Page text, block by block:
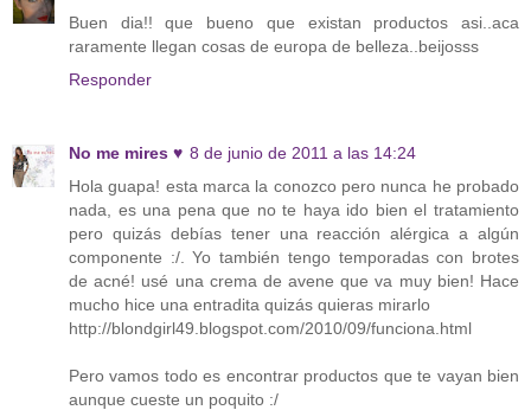
Buen dia!! que bueno que existan productos asi..aca
raramente llegan cosas de europa de belleza..beijosss
Responder
No me mires ♥ 8 de junio de 2011 a las 14:24
Hola guapa! esta marca la conozco pero nunca he probado
nada, es una pena que no te haya ido bien el tratamiento
pero quizás debías tener una reacción alérgica a algún
componente :/. Yo también tengo temporadas con brotes
de acné! usé una crema de avene que va muy bien! Hace
mucho hice una entradita quizás quieras mirarlo
http://blondgirl49.blogspot.com/2010/09/funciona.html
Pero vamos todo es encontrar productos que te vayan bien
aunque cueste un poquito :/